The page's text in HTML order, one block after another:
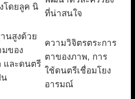
โดยลูค นิ
ที่น่าสนใจ
นสูงด้วย
มของ
และดนตรี
น
ความวิจิตรตระการ
ตาของภาพ, การ
ใช้ดนตรีเชื่อมโยง
อารมณ์